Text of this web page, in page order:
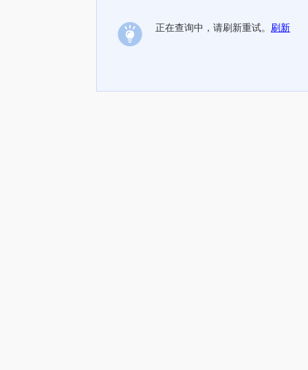
正在查询中，请刷新重试。 刷新